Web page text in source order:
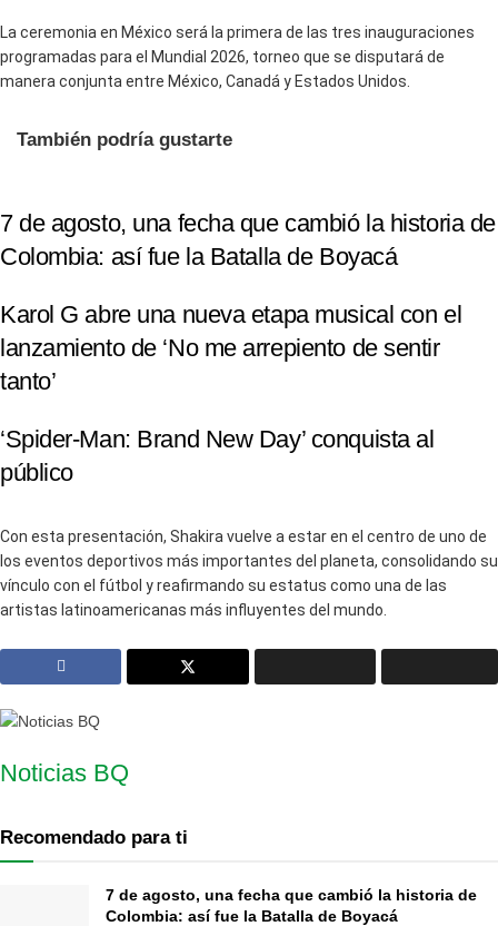
La ceremonia en México será la primera de las tres inauguraciones
programadas para el Mundial 2026, torneo que se disputará de
manera conjunta entre México, Canadá y Estados Unidos.
También podría gustarte
7 de agosto, una fecha que cambió la historia de
Colombia: así fue la Batalla de Boyacá
Karol G abre una nueva etapa musical con el
lanzamiento de ‘No me arrepiento de sentir
tanto’
‘Spider-Man: Brand New Day’ conquista al
público
Con esta presentación, Shakira vuelve a estar en el centro de uno de
los eventos deportivos más importantes del planeta, consolidando su
vínculo con el fútbol y reafirmando su estatus como una de las
artistas latinoamericanas más influyentes del mundo.
Noticias BQ
Recomendado para ti
7 de agosto, una fecha que cambió la historia de
Colombia: así fue la Batalla de Boyacá